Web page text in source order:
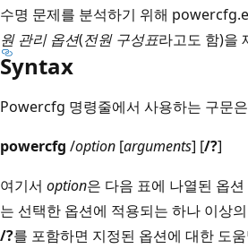
수명 문제를 분석하기 위해
원 관리 옵션(전원 구성표라고도 함)을
Syntax
Powercfg 명령줄에서 사용하는 구문
powercfg /option [arguments] [/?]
여기서 option은 다음 표에 나열된 옵
는 선택한 옵션에 적용되는 하나 이상
/?를 포함하면 지정된 옵션에 대한 도